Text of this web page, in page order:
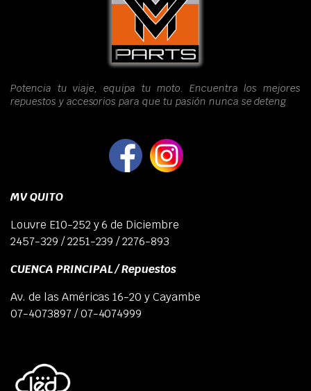
Potencia tu viaje, equipa tu moto. Encuentra los mejores
repuestos y accesorios para que tu pasión nunca se deteng
MV QUITO
Louvre E10-252 y 6 de Diciembre
2457-329 / 2251-239 / 2276-893
CUENCA PRINCIPAL / Repuestos
Av. de las Américas 16-20 y Cayambe
07-4073897 / 07-4074999